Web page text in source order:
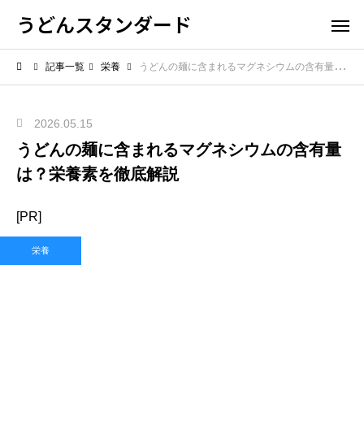
うどんスタンダード
記事一覧 栄養 うどんの麺に含まれるマグネシウムの含有量は？栄養素を徹底解説
2026.05.15
うどんの麺に含まれるマグネシウムの含有量
は？栄養素を徹底解説
[PR]
栄養